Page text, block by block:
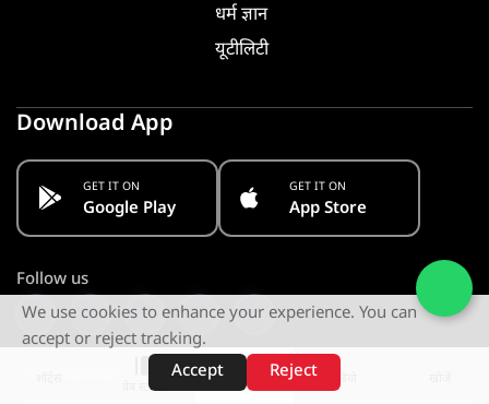
वेब स्टोरीज़
धर्म ज्ञान
यूटीलिटी
Download App
GET IT ON
Google Play
GET IT ON
App Store
Follow us
Stay Informed. Get Notified
We use cookies to enhance your experience. You can
accept or reject tracking.
Accept
Reject